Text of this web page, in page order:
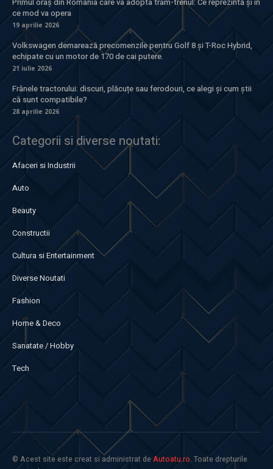
Primul oraș din România care va adopta tram-trenul: Ce reprezintă și în
ce mod va opera
19 aprilie 2026
Volkswagen demarează precomenzile pentru Golf 8 și T-Roc Hybrid,
echipate cu un motor de 170 de cai putere.
21 iulie 2026
Frânele tractorului: discuri, plăcuțe sau ferodouri, ce alegi și cum știi
că sunt compatibile?
28 aprilie 2026
Categorii si diverse noutati:
Afaceri si Industrii
Auto
Beauty
Constructii
Cultura si Entertainment
Diverse Noutati
Fashion
Home & Deco
Sanatate / Hobby
Tech
© Acest site este creat si administrat deAutoatu.ro. Toate drepturile